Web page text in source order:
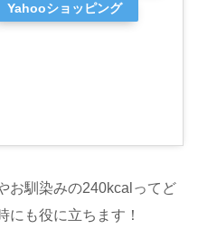
Yahooショッピング
お馴染みの240kcalってど
にも役に立ちます！